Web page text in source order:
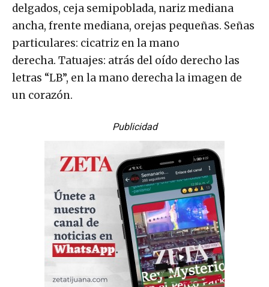
delgados, ceja semipoblada, nariz mediana
ancha, frente mediana, orejas pequeñas. Señas
particulares: cicatriz en la mano
derecha. Tatuajes: atrás del oído derecho las
letras “LB”, en la mano derecha la imagen de
un corazón.
Publicidad